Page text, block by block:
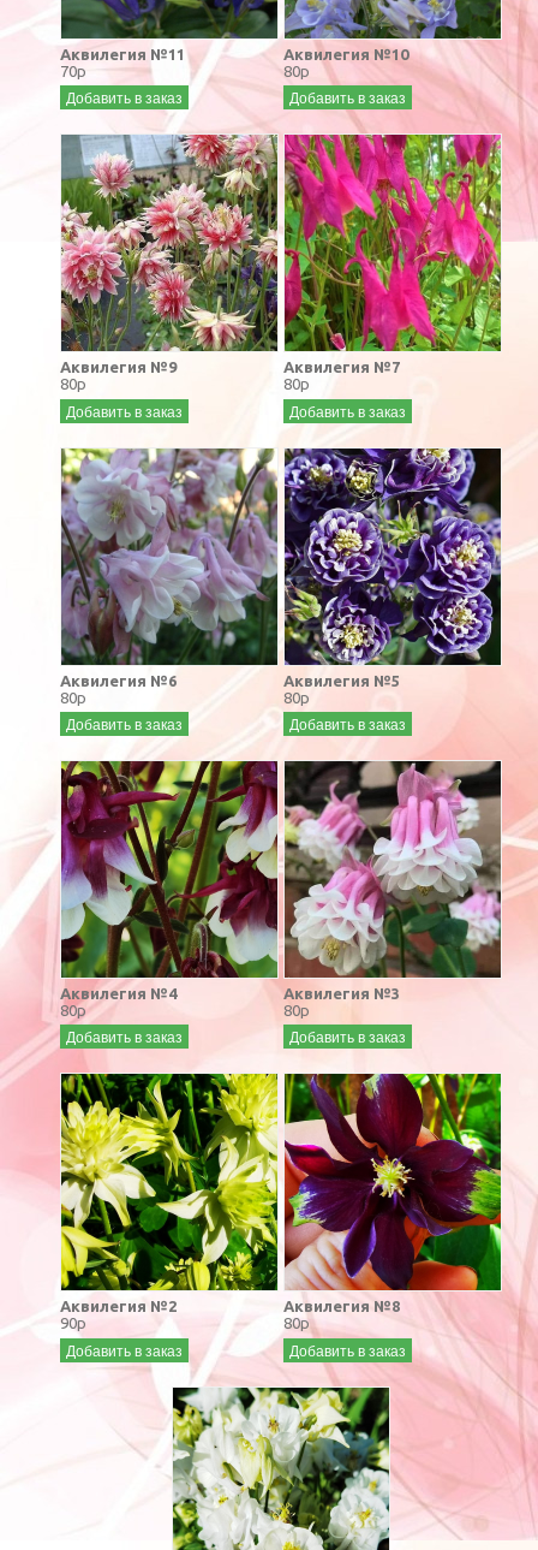
Аквилегия №11
70р
Добавить в заказ
Аквилегия №10
80р
Добавить в заказ
Аквилегия №9
80р
Добавить в заказ
Аквилегия №7
80р
Добавить в заказ
Аквилегия №6
80р
Добавить в заказ
Аквилегия №5
80р
Добавить в заказ
Аквилегия №4
80р
Добавить в заказ
Аквилегия №3
80р
Добавить в заказ
Аквилегия №2
90р
Добавить в заказ
Аквилегия №8
80р
Добавить в заказ